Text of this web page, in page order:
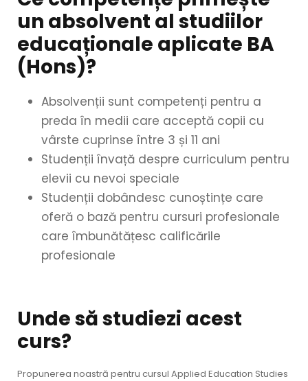
un absolvent al studiilor
educaționale aplicate BA
(Hons)?
Absolvenții sunt competenți pentru a
preda în medii care acceptă copii cu
vârste cuprinse între 3 și 11 ani
Studenții învață despre curriculum pentru
elevii cu nevoi speciale
Studenții dobândesc cunoștințe care
oferă o bază pentru cursuri profesionale
care îmbunătățesc calificările
profesionale
Unde să studiezi acest
curs?
Propunerea noastră pentru cursul Applied Education Studies